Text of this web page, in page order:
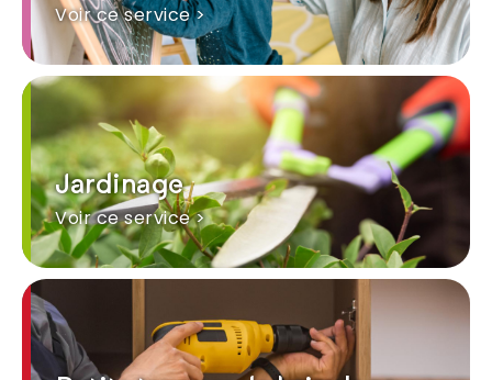
Voir ce service >
Jardinage
Voir ce service >